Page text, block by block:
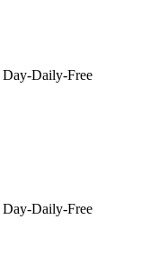
Daily-Free
Daily-Free